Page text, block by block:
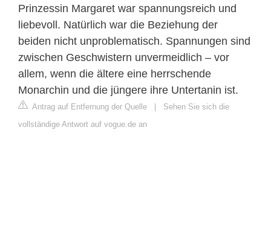
Prinzessin Margaret war spannungsreich und
liebevoll. Natürlich war die Beziehung der
beiden nicht unproblematisch. Spannungen sind
zwischen Geschwistern unvermeidlich – vor
allem, wenn die ältere eine herrschende
Monarchin und die jüngere ihre Untertanin ist.
Antrag auf Entfernung der Quelle | Sehen Sie sich die
vollständige Antwort auf vogue.de an